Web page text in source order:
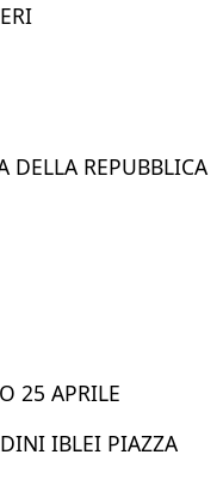
REPUBBLICA
25 APRILE
IBLEI PIAZZA